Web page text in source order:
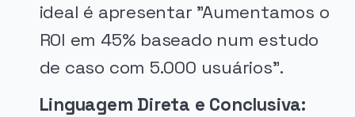
ideal é apresentar "Aumentamos o
ROI em 45% baseado num estudo
de caso com 5.000 usuários".
Linguagem Direta e Conclusiva: